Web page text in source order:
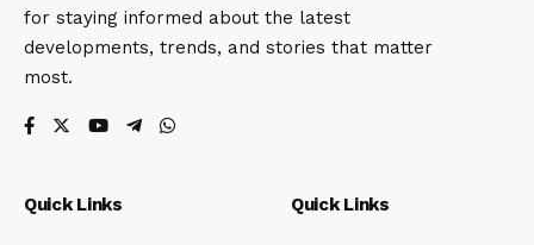
for staying informed about the latest
developments, trends, and stories that matter
most.
Quick Links Quick Links